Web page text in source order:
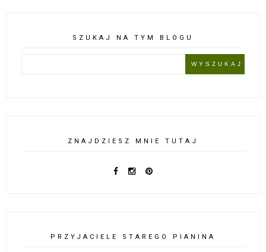
SZUKAJ NA TYM BLOGU
ZNAJDZIESZ MNIE TUTAJ
PRZYJACIELE STAREGO PIANINA